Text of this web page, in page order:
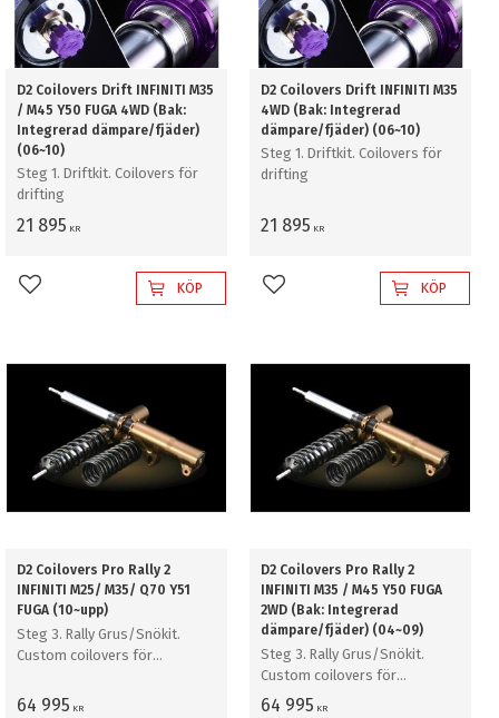
D2 Coilovers Drift INFINITI M35
/ M45 Y50 FUGA 4WD (Bak:
Integrerad dämpare/fjäder)
(06~10)
Steg 1. Driftkit. Coilovers för
drifting
21 895 KR
Lägg till i favoriterKÖP
D2 Coilovers Drift INFINITI M35
4WD (Bak: Integrerad
dämpare/fjäder) (06~10)
Steg 1. Driftkit. Coilovers för
drifting
21 895 KR
Lägg till i favoriterKÖP
D2 Coilovers Pro Rally 2
INFINITI M25/ M35/ Q70 Y51
FUGA (10~upp)
Steg 3. Rally Grus/Snökit.
Custom coilovers för
64 995 KR
D2 Coilovers Pro Rally 2
INFINITI M35 / M45 Y50 FUGA
2WD (Bak: Integrerad
dämpare/fjäder) (04~09)
Steg 3. Rally Grus/Snökit.
Custom coilovers för
professionell rally grus/snö
64 995 KR